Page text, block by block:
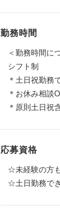
勤務時間
＜勤務時間に
シフト制
＊土日祝勤務
＊お休み相談
＊原則土日祝
応募資格
☆未経験の方
☆土日勤務で